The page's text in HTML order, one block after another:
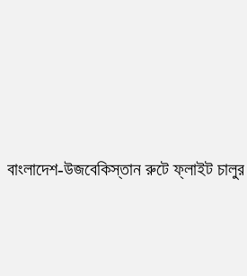
বাংলাদেশ-উজবেকিস্তান রুটে ফ্লাইট